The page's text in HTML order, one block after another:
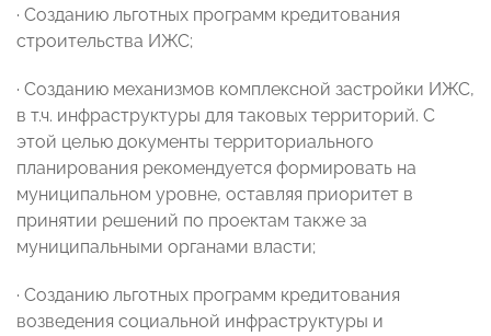
· Созданию льготных программ кредитования
строительства ИЖС;
· Созданию механизмов комплексной застройки ИЖС,
в т.ч. инфраструктуры для таковых территорий. С
этой целью документы территориального
планирования рекомендуется формировать на
муниципальном уровне, оставляя приоритет в
принятии решений по проектам также за
муниципальными органами власти;
· Созданию льготных программ кредитования
возведения социальной инфраструктуры и